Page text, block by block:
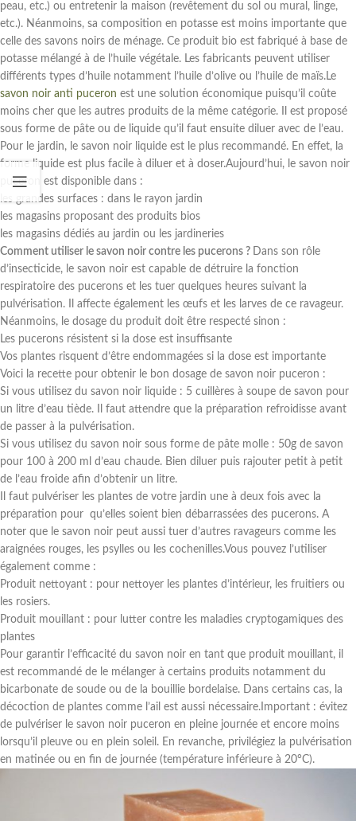
peau, etc.) ou entretenir la maison (revêtement du sol ou mural, linge,
etc.). Néanmoins, sa composition en potasse est moins importante que
celle des savons noirs de ménage. Ce produit bio est fabriqué à base de
potasse mélangé à de l’huile végétale. Les fabricants peuvent utiliser
différents types d’huile notamment l’huile d’olive ou l’huile de maïs.Le
savon noir anti puceron est une solution économique puisqu’il coûte
moins cher que les autres produits de la même catégorie. Il est proposé
sous forme de pâte ou de liquide qu’il faut ensuite diluer avec de l’eau.
Pour le jardin, le savon noir liquide est le plus recommandé. En effet, la
forme liquide est plus facile à diluer et à doser.Aujourd’hui, le savon noir
puceron est disponible dans :
les grandes surfaces : dans le rayon jardin
les magasins proposant des produits bios
les magasins dédiés au jardin ou les jardineries
Comment utiliser le savon noir contre les pucerons ? Dans son rôle
d’insecticide, le savon noir est capable de détruire la fonction
respiratoire des pucerons et les tuer quelques heures suivant la
pulvérisation. Il affecte également les œufs et les larves de ce ravageur.
Néanmoins, le dosage du produit doit être respecté sinon :
Les pucerons résistent si la dose est insuffisante
Vos plantes risquent d’être endommagées si la dose est importante
Voici la recette pour obtenir le bon dosage de savon noir puceron :
Si vous utilisez du savon noir liquide : 5 cuillères à soupe de savon pour
un litre d’eau tiède. Il faut attendre que la préparation refroidisse avant
de passer à la pulvérisation.
Si vous utilisez du savon noir sous forme de pâte molle : 50g de savon
pour 100 à 200 ml d’eau chaude. Bien diluer puis rajouter petit à petit
de l’eau froide afin d’obtenir un litre.
Il faut pulvériser les plantes de votre jardin une à deux fois avec la
préparation pour qu’elles soient bien débarrassées des pucerons. A
noter que le savon noir peut aussi tuer d’autres ravageurs comme les
araignées rouges, les psylles ou les cochenilles.Vous pouvez l’utiliser
également comme :
Produit nettoyant : pour nettoyer les plantes d’intérieur, les fruitiers ou
les rosiers.
Produit mouillant : pour lutter contre les maladies cryptogamiques des
plantes
Pour garantir l’efficacité du savon noir en tant que produit mouillant, il
est recommandé de le mélanger à certains produits notamment du
bicarbonate de soude ou de la bouillie bordelaise. Dans certains cas, la
décoction de plantes comme l’ail est aussi nécessaire.Important : évitez
de pulvériser le savon noir puceron en pleine journée et encore moins
lorsqu’il pleuve ou en plein soleil. En revanche, privilégiez la pulvérisation
en matinée ou en fin de journée (température inférieure à 20°C).